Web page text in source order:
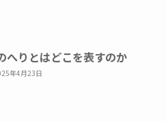
へりとはどこを表すのか
年4月23日